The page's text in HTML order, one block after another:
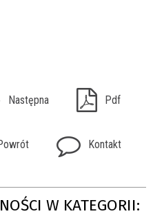
Następna Pdf
Kontakt
W KATEGORII: